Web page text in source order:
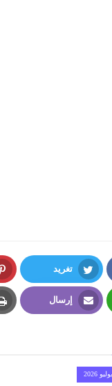
تغريد
Twitter
إرسال